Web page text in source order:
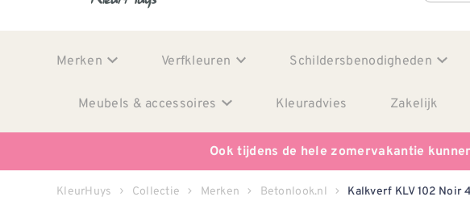
Merken Verfkleuren Schildersbenodigheden
Meubels & accessoires Kleuradvies Zakelijk
Ook tijdens de hele zomervakantie
KleurHuys Collectie Merken Betonlook.nl Kalkverf KLV 102 Noir